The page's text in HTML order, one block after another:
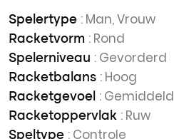
Spelertype : Man, Vrouw
Racketvorm : Rond
Spelerniveau : Gevorderd
Racketbalans : Hoog
Racketgevoel : Gemiddeld
Racketoppervlak : Ruw
Speltype : Controle